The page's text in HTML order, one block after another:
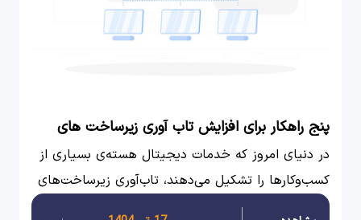
پنج راهکار برای افزایش تاب آوری زیرساخت های
در دنیای امروز که خدمات دیجیتال هسته‌ی بسیاری از
کسب‌وکارها را تشکیل می‌دهند، تاب‌آوری زیرساخت‌های
ابری دیگر یک انتخاب نیست، بلکه ضرورتی استراتژیک